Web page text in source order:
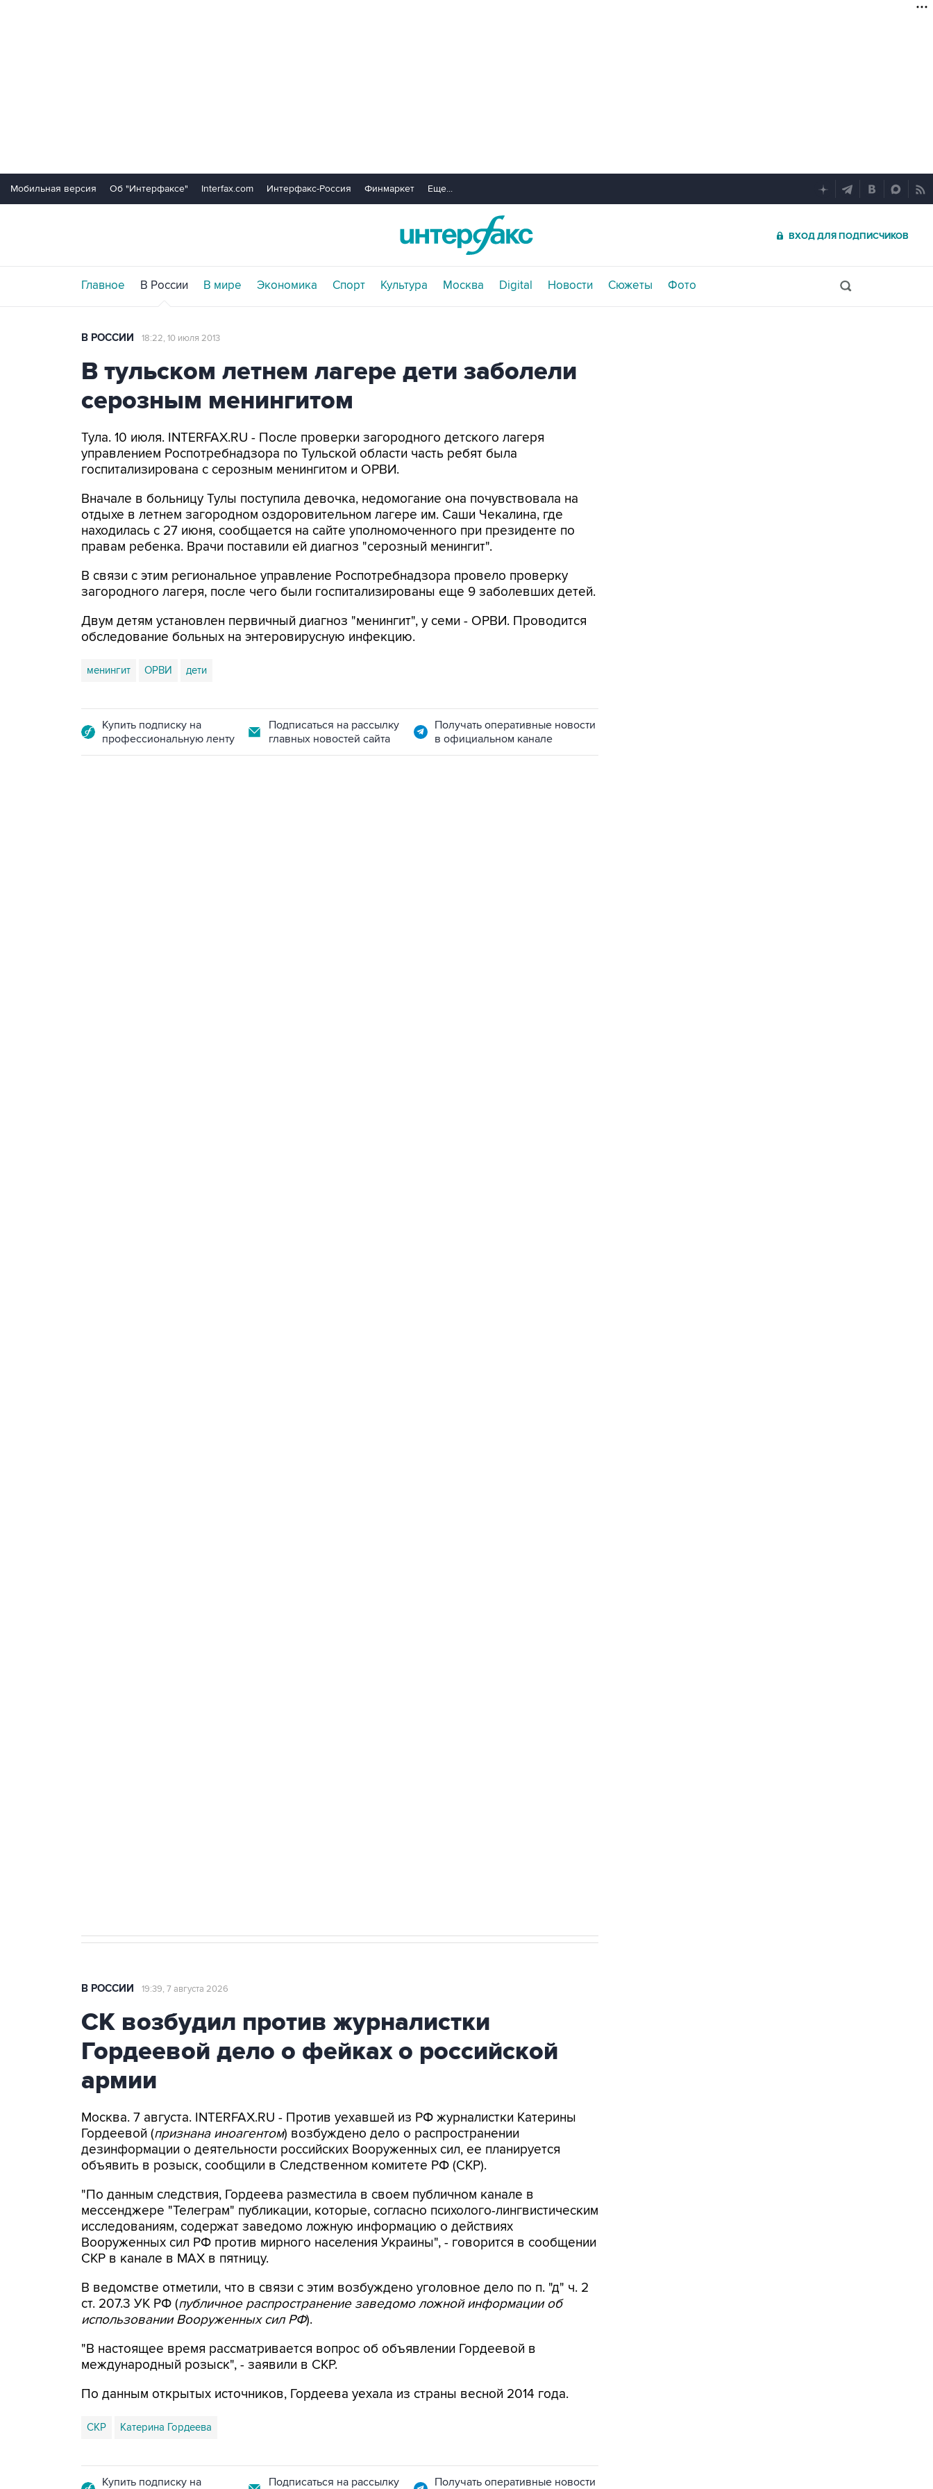
Мобильная версия Об "Интерфаксе" Interfax.com Интерфакс-Россия Финмаркет Еще...
ВХОД ДЛЯ ПОДПИСЧИКОВ
Главное В России В мире Экономика Спорт Культура Москва Digital Новости Сюжеты Фото
В РОССИИ 18:22, 10 июля 2013
В тульском летнем лагере дети заболели
серозным менингитом
Тула. 10 июля. INTERFAX.RU - После проверки загородного детского лагеря
управлением Роспотребнадзора по Тульской области часть ребят была
госпитализирована с серозным менингитом и ОРВИ.
Вначале в больницу Тулы поступила девочка, недомогание она почувствовала на
отдыхе в летнем загородном оздоровительном лагере им. Саши Чекалина, где
находилась с 27 июня, сообщается на сайте уполномоченного при президенте по
правам ребенка. Врачи поставили ей диагноз "серозный менингит".
В связи с этим региональное управление Роспотребнадзора провело проверку
загородного лагеря, после чего были госпитализированы еще 9 заболевших детей.
Двум детям установлен первичный диагноз "менингит", у семи - ОРВИ. Проводится
обследование больных на энтеровирусную инфекцию.
менингит ОРВИ дети
Купить подписку на
профессиональную ленту
Подписаться на рассылку
главных новостей сайта
Получать оперативные новости
в официальном канале
В РОССИИ 19:39, 7 августа 2026
СК возбудил против журналистки
Гордеевой дело о фейках о российской
армии
Москва. 7 августа. INTERFAX.RU - Против уехавшей из РФ журналистки Катерины
Гордеевой (признана иноагентом) возбуждено дело о распространении
дезинформации о деятельности российских Вооруженных сил, ее планируется
объявить в розыск, сообщили в Следственном комитете РФ (СКР).
"По данным следствия, Гордеева разместила в своем публичном канале в
мессенджере "Телеграм" публикации, которые, согласно психолого-лингвистическим
исследованиям, содержат заведомо ложную информацию о действиях
Вооруженных сил РФ против мирного населения Украины", - говорится в сообщении
СКР в канале в MAX в пятницу.
В ведомстве отметили, что в связи с этим возбуждено уголовное дело по п. "д" ч. 2
ст. 207.3 УК РФ (публичное распространение заведомо ложной информации об
использовании Вооруженных сил РФ).
"В настоящее время рассматривается вопрос об объявлении Гордеевой в
международный розыск", - заявили в СКР.
По данным открытых источников, Гордеева уехала из страны весной 2014 года.
СКР Катерина Гордеева
Купить подписку на Подписаться на рассылку Получать оперативные новости